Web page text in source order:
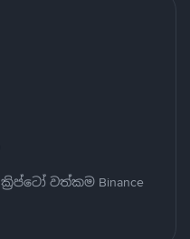
වත්කම Binance